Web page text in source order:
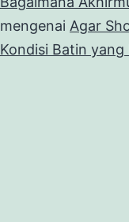
mengenai Agar
Kondisi Batin